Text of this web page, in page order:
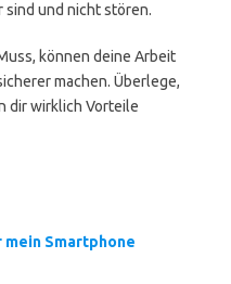
und nicht stören.
können deine Arbeit
machen. Überlege,
dir wirklich Vorteile
mein Smartphone